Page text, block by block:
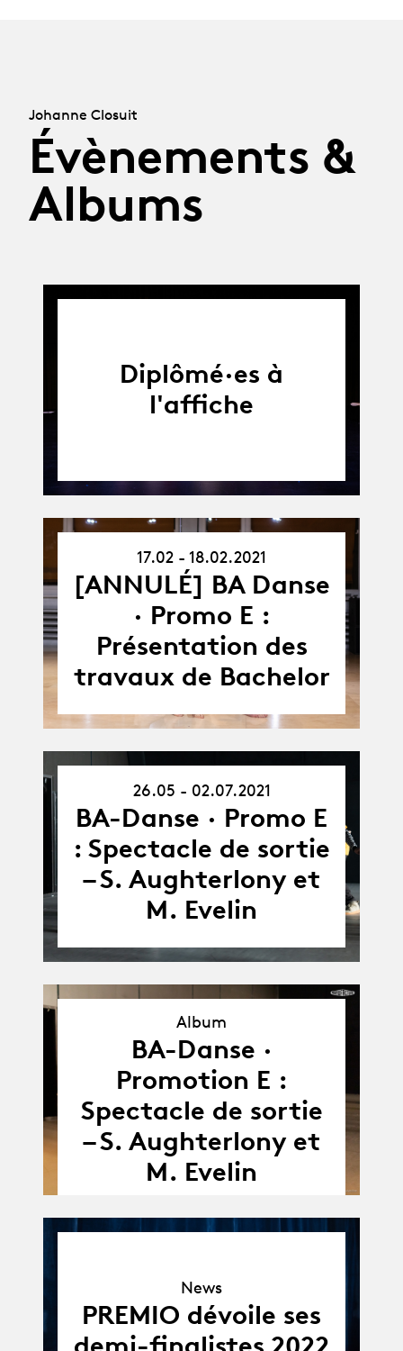
Johanne Closuit
Évènements &
Albums
Diplômé·es à
l'affiche
-
18.02.21
17.02 - 18.02.2021
[ANNULÉ] BA Danse
· Promo E :
Présentation des
travaux de Bachelor
26.05.21
-
02.07.21
26.05 - 02.07.2021
BA-Danse · Promo E
: Spectacle de sortie
– S. Aughterlony et
M. Evelin
Album
BA-Danse ·
Promotion E :
Spectacle de sortie
– S. Aughterlony et
M. Evelin
News
PREMIO dévoile ses